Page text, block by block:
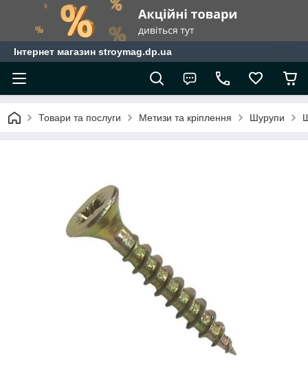
Інтернет магазин stroymag.dp.ua
Товари та послуги Метизи та кріплення Шурупи